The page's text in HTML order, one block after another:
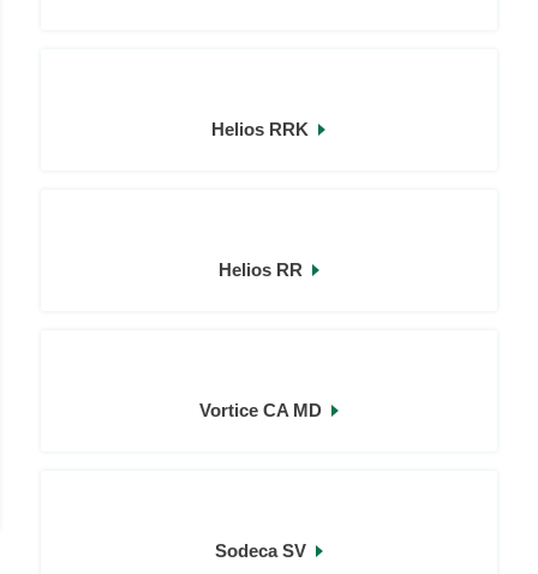
Helios RRK
Helios RR
Vortice CA MD
Sodeca SV